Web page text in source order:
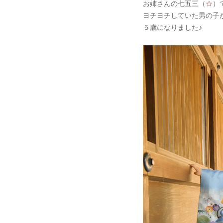
お姉さんの七五三（☆）
ヨチヨチしていた男の子
５歳になりました♪